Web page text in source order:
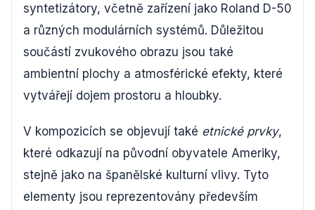
syntetizátory, včetně zařízení jako Roland D-50
a různých modulárních systémů. Důležitou
součástí zvukového obrazu jsou také
ambientní plochy a atmosférické efekty, které
vytvářejí dojem prostoru a hloubky.
V kompozicích se objevují také etnické prvky,
které odkazují na původní obyvatele Ameriky,
stejně jako na španělské kulturní vlivy. Tyto
elementy jsou reprezentovány především